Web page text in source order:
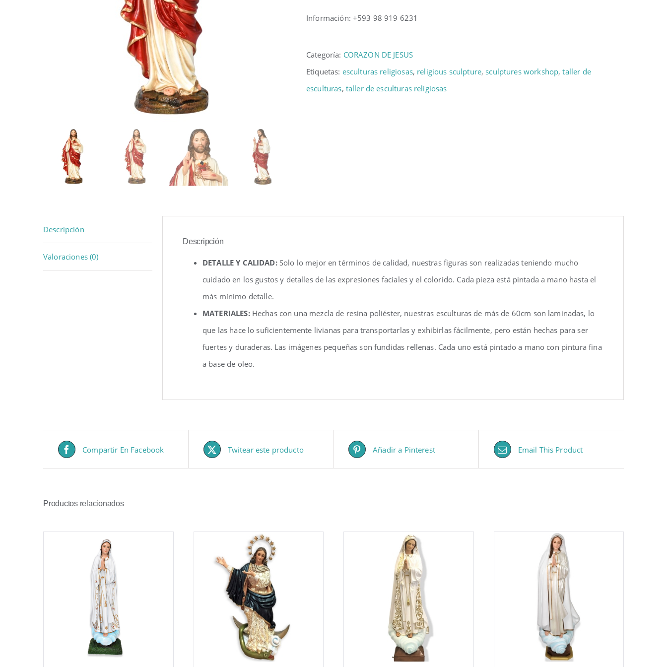
Información: +593 98 919 6231
Categoría: CORAZON DE JESUS
Etiquetas: esculturas religiosas, religious sculpture,sculptures workshop,taller de
esculturas, taller de esculturas religiosas
Descripción
Valoraciones (0)
Descripción
DETALLE Y CALIDAD: Solo lo mejor en términos de calidad, nuestras figuras son realizadas teniendo mucho
cuidado en los gustos y detalles de las expresiones faciales y el colorido. Cada pieza está pintada a mano hasta el
más mínimo detalle.
MATERIALES: Hechas con una mezcla de resina poliéster, nuestras esculturas de más de 60cm son laminadas, lo
que las hace lo suficientemente livianas para transportarlas y exhibirlas fácilmente, pero están hechas para ser
fuertes y duraderas. Las imágenes pequeñas son fundidas rellenas. Cada uno está pintado a mano con pintura fina
a base de oleo.
Compartir En Facebook Twitear este producto Añadir a Pinterest Email This Product
Productos relacionados